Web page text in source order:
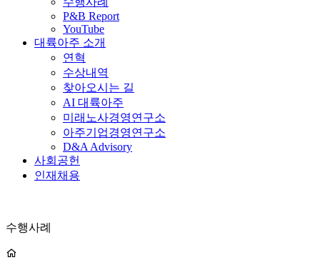
P&B Report
YouTube
대륙아주 소개
연혁
수상내역
찾아오시는 길
AI 대륙아주
미래노사경영연구소
아주기업경영연구소
D&A Advisory
사회공헌
인재채용
수행사례